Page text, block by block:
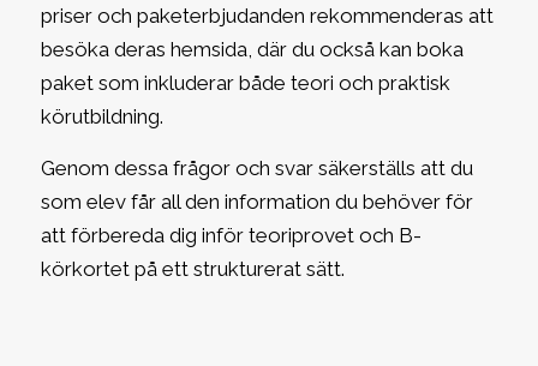
priser och paketerbjudanden rekommenderas att
besöka deras hemsida, där du också kan boka
paket som inkluderar både teori och praktisk
körutbildning.
Genom dessa frågor och svar säkerställs att du
som elev får all den information du behöver för
att förbereda dig inför teoriprovet och B-
körkortet på ett strukturerat sätt.